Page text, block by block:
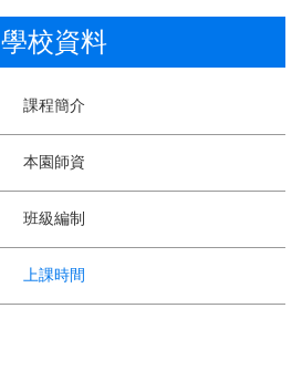
學校資料
課程簡介
本園師資
班級編制
上課時間